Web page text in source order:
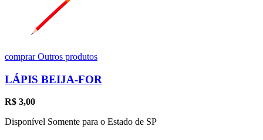
comprarOutros produtos
LÁPIS BEIJA-FOR
R$ 3,00
Disponível Somente para o Estado de SP